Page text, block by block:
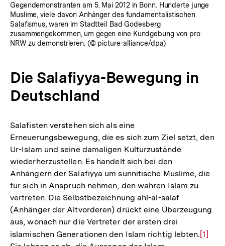
Gegendemonstranten am 5. Mai 2012 in Bonn. Hunderte junge
Muslime, viele davon Anhänger des fundamentalistischen
Salafismus, waren im Stadtteil Bad Godesberg
zusammengekommen, um gegen eine Kundgebung von pro
NRW zu demonstrieren. (© picture-alliance/dpa)
Die Salafiyya-Bewegung in
Deutschland
Salafisten verstehen sich als eine
Erneuerungsbewegung, die es sich zum Ziel setzt, den
Ur-Islam und seine damaligen Kulturzustände
wiederherzustellen. Es handelt sich bei den
Anhängern der Salafiyya um sunnitische Muslime, die
für sich in Anspruch nehmen, den wahren Islam zu
vertreten. Die Selbstbezeichnung ahl-al-salaf
(Anhänger der Altvorderen) drückt eine Überzeugung
aus, wonach nur die Vertreter der ersten drei
islamischen Generationen den Islam richtig lebten.Zur
[1]